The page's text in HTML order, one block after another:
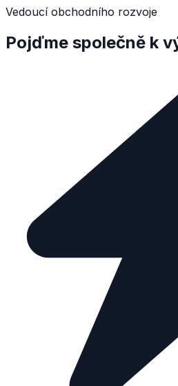
Vedoucí obchodního rozvoje
Pojďme společně k